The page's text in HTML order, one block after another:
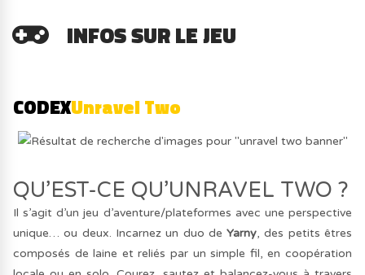
INFOS SUR LE JEU
CODEXUnravel Two
QU’EST-CE QU’UNRAVEL TWO ?
Il s’agit d’un jeu d’aventure/plateformes avec une perspective
unique… ou deux. Incarnez un duo deYarny, des petits êtres
composés de laine et reliés par un simple fil, en coopération